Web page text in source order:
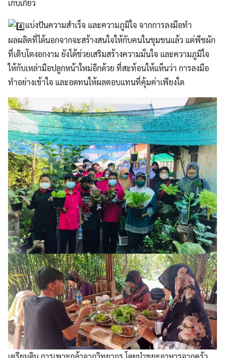
เก็บเกี่ยว
แบ่งปันความสำเร็จ และความภูมิใจ จากการลงมือทำ
ผลผลิตที่ได้นอกจากจะสร้างสนใจให้กับคนในชุมชนแล้ว แต่พืชผัก
ที่เติบโตงอกงาม ยังได้ช่วยเสริมสร้างความมั่นใจ และความภูมิใจ
ให้กับเหล่ามือปลูกหน้าใหม่อีกด้วย ที่สะท้อนให้แห็นว่า การลงมือ
ทำอย่างเข้าใจ และอดทนให้ผลตอบแทนที่คุ้มค่าเพียงใด